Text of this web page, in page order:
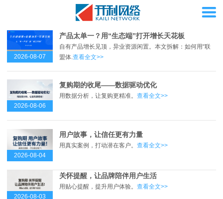
2026-08-07
产品太单一？用“生态端”打开增长天花板
自有产品增长见顶，异业资源闲置。本文拆解：如何用“联
盟体. 查看全文>>
2026-08-06
复购期的收尾——数据驱动优化
用数据分析，让复购更精准。 查看全文>>
2026-08-04
用户故事，让信任更有力量
用真实案例，打动潜在客户。 查看全文>>
2026-08-03
关怀提醒，让品牌陪伴用户生活
用贴心提醒，提升用户体验。 查看全文>>